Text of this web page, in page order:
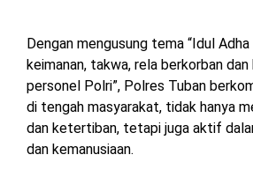
Dengan mengusung tema “Idul
keimanan, takwa, rela berkorban
personel Polri”, Polres Tuban
di tengah masyarakat, tidak hanya
dan ketertiban, tetapi juga aktif
dan kemanusiaan.